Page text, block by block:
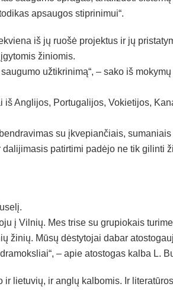
apsaugos stiprinimui“.
iš jų ruošė projektus ir jų
žiniomis.
užtikrinimą“, – sako iš
Anglijos, Portugalijos, Vokietijos,
su įkvepiančiais, sumaniais
patirtimi padėjo ne tik gilinti
į Vilnių. Mes trise su grupiokais
žinių. Mūsų dėstytojai dabar
– apie atostogas kalba L.
lietuvių, ir anglų kalbomis. Ir